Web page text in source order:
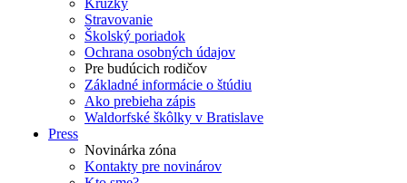
Krúžky
Stravovanie
Školský poriadok
Ochrana osobných údajov
Pre budúcich rodičov
Základné informácie o štúdiu
Ako prebieha zápis
Waldorfské škôlky v Bratislave
Press
Novinárka zóna
Kontakty pre novinárov